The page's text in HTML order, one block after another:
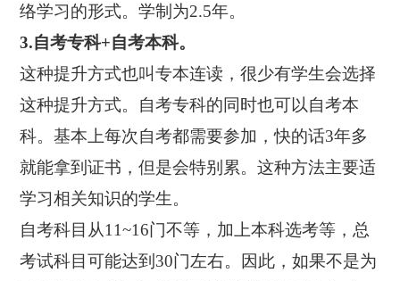
络学习的形式。学制为2.5年。
3.自考专科+自考本科。
这种提升方式也叫专本连读，很少有学生会选择
这种提升方式。自考专科的同时也可以自考本
科。基本上每次自考都需要参加，快的话3年多
就能拿到证书，但是会特别累。这种方法主要适
学习相关知识的学生。
自考科目从11~16门不等，加上本科选考等，总
考试科目可能达到30门左右。因此，如果不是为